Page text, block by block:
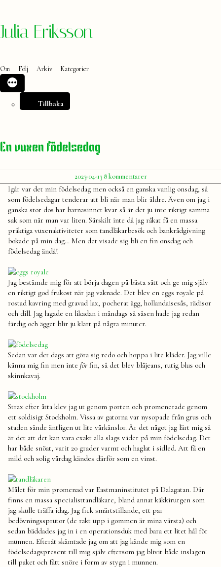
Hoppa
Julia Eriksson
Om Följ Arkiv Kategorier
Tillbaka
En vuxen födelsedag
Publicerat
av
Julia
2023-04-13 8 kommentarertill
En
vuxen
födelsedag
Igår var det min födelsedag men också en ganska vanlig onsdag, så
som födelsedagar tenderar att bli när man blir äldre. Även om jag i
ganska stor dos har barnasinnet kvar så är det ju inte riktigt samma
sak som när man var liten. Särskilt inte då jag råkat få en massa
präktiga vuxenaktiviteter som tandläkarbesök och bankrådgivning
bokade på min dag… Men det visade sig bli en fin onsdag och
födelsedag ändå!
Jag bestämde mig för att börja dagen på bästa sätt och ge mig själv
en riktigt god frukost när jag vaknade. Det blev en eggs royale på
rostad kavring med gravad lax, pocherat ägg, hollandaisesås, rädisor
och dill. Jag lagade en likadan i måndags så såsen hade jag redan
färdig och ägget blir ju klart på några minuter.
Sedan var det dags att göra sig redo och hoppa i lite kläder. Jag ville
känna mig fin men inte förfin, så det blev blåjeans, rutig blus och
skinnkavaj.
Strax efter åtta klev jag ut genom porten och promenerade genom
ett soldisigt Stockholm. Vissa av gatorna var nysopade från grus och
staden sände äntligen ut lite vårkänslor. Är det något jag lärt mig så
är det att det kan vara exakt alla slags väder på min födelsedag. Det
har både snöat, varit 20 grader varmt och haglat i sidled. Att få en
mild och solig vårdag kändes därför som en vinst.
Målet för min promenad var Eastmaninstitutet på Dalagatan. Där
finns en massa specialisttandläkare, bland annat käkkirurgen som
jag skulle träffa idag. Jag fick smärtstillande, ett par
bedövningssprutor (de rakt upp i gommen är mina värsta) och
sedan bäddades jag in i en operationsduk med bara ett litet hål för
munnen. Efteråt skämtade jag om att jag kände mig som en
födelsedagspresent till mig själv eftersom jag blivit både inslagen
till paket och fått snöre i form av stygn i munnen.